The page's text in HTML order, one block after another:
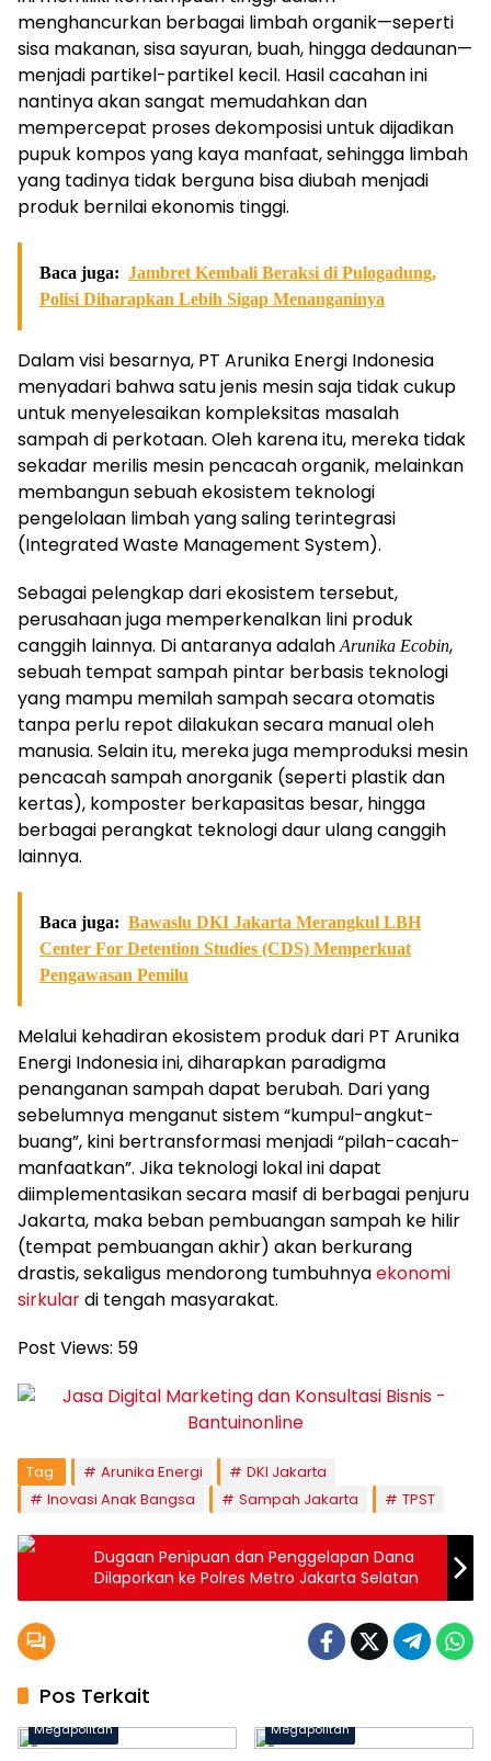
menghancurkan berbagai limbah organik—seperti
sisa makanan, sisa sayuran, buah, hingga dedaunan—
menjadi partikel-partikel kecil. Hasil cacahan ini
nantinya akan sangat memudahkan dan
mempercepat proses dekomposisi untuk dijadikan
pupuk kompos yang kaya manfaat, sehingga limbah
yang tadinya tidak berguna bisa diubah menjadi
produk bernilai ekonomis tinggi.
Baca juga: Jambret Kembali Beraksi di Pulogadung,
Polisi Diharapkan Lebih Sigap Menanganinya
Dalam visi besarnya, PT Arunika Energi Indonesia
menyadari bahwa satu jenis mesin saja tidak cukup
untuk menyelesaikan kompleksitas masalah
sampah di perkotaan. Oleh karena itu, mereka tidak
sekadar merilis mesin pencacah organik, melainkan
membangun sebuah ekosistem teknologi
pengelolaan limbah yang saling terintegrasi
(Integrated Waste Management System).
Sebagai pelengkap dari ekosistem tersebut,
perusahaan juga memperkenalkan lini produk
canggih lainnya. Di antaranya adalahArunika Ecobin,
sebuah tempat sampah pintar berbasis teknologi
yang mampu memilah sampah secara otomatis
tanpa perlu repot dilakukan secara manual oleh
manusia. Selain itu, mereka juga memproduksi mesin
pencacah sampah anorganik (seperti plastik dan
kertas), komposter berkapasitas besar, hingga
berbagai perangkat teknologi daur ulang canggih
lainnya.
Baca juga: Bawaslu DKI Jakarta Merangkul LBH
Center For Detention Studies (CDS) Memperkuat
Pengawasan Pemilu
Melalui kehadiran ekosistem produk dari PT Arunika
Energi Indonesia ini, diharapkan paradigma
penanganan sampah dapat berubah. Dari yang
sebelumnya menganut sistem “kumpul-angkut-
buang”, kini bertransformasi menjadi “pilah-cacah-
manfaatkan”. Jika teknologi lokal ini dapat
diimplementasikan secara masif di berbagai penjuru
Jakarta, maka beban pembuangan sampah ke hilir
(tempat pembuangan akhir) akan berkurang
drastis, sekaligus mendorong tumbuhnyaekonomi
sirkulardi tengah masyarakat.
Post Views: 59
Tag: Arunika Energi
DKI Jakarta
Inovasi Anak Bangsa
Sampah Jakarta TPST
Dugaan Penipuan dan Penggelapan Dana
Dilaporkan ke Polres Metro Jakarta Selatan
Pos Terkait
Megapolitan Megapolitan